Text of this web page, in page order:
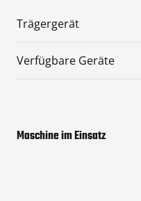
Trägergerät
Verfügbare Geräte
Maschine im Einsatz